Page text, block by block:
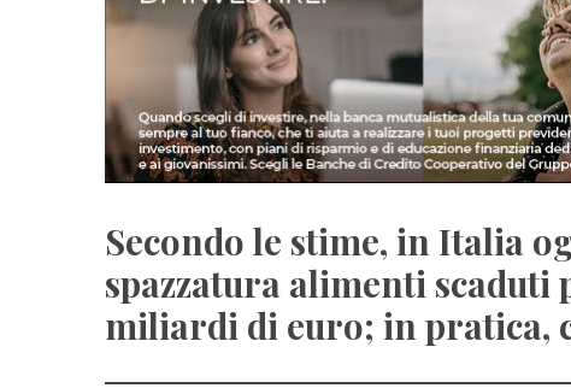
Secondo le stime, in Italia
spazzatura alimenti scaduti
miliardi di euro; in pratica,